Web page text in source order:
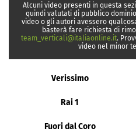
Alcuni video presenti in questa
quindi valutati di pubblico
video o gli autori avessero
basterà fare richiesta di
team_verticali@italiaonline.it.
video nel minor
Verissimo
Rai 1
Fuori dal Coro